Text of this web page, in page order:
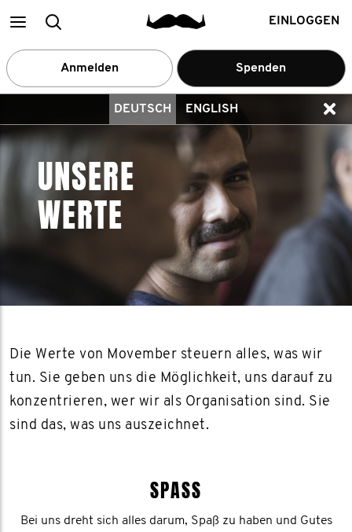
Main
menu
Suchen EINLOGGEN
Anmelden Spenden
DEUTSCH ENGLISH
UNSERE
WERTE
Die Werte von Movember steuern alles, was wir
tun. Sie geben uns die Möglichkeit, uns darauf zu
konzentrieren, wer wir als Organisation sind. Sie
sind das, was uns auszeichnet.
SPASS
Bei uns dreht sich alles darum, Spaß zu haben und Gutes